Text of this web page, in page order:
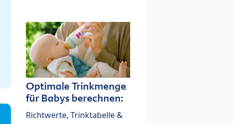
Optimale Trinkmenge
für Babys berechnen:
Richtwerte, Trinktabelle &